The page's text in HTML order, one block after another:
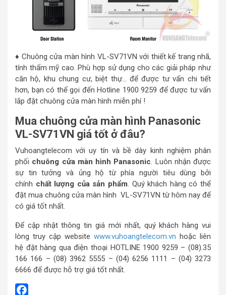
♦ Chuông cửa màn hình VL-SV71VN với thiết kế trang nhã,
tính thẩm mỹ cao. Phù hợp sử dụng cho các giải pháp như
căn hộ, khu chung cư, biệt thự… để được tư vấn chi tiết
hơn, bạn có thể gọi đến Hotline 1900 9259 để được tư vấn
lắp đặt chuông cửa màn hình miễn phí !
Mua chuông cửa màn hình Panasonic
VL-SV71VN giá tốt ở đâu?
Vuhoangtelecom với uy tín và bề dày kinh nghiệm phân
phối chuông cửa màn hình Panasonic. Luôn nhận được
sự tin tưởng và ủng hộ từ phía người tiêu dùng bởi
chính chất lượng của sản phẩm. Quý khách hàng có thể
đặt mua chuông cửa màn hình VL-SV71VN từ hôm nay để
có giá tốt nhất.
Để cập nhật thông tin giá mới nhất, quý khách hàng vui
lòng truy cập website www.vuhoangtelecom.vn hoặc liên
hệ đặt hàng qua điện thoại HOTLINE 1900 9259 – (08).35
166 166 – (08) 3962 5555 – (04) 6256 1111 – (04) 3273
6666 để được hỗ trợ giá tốt nhất.